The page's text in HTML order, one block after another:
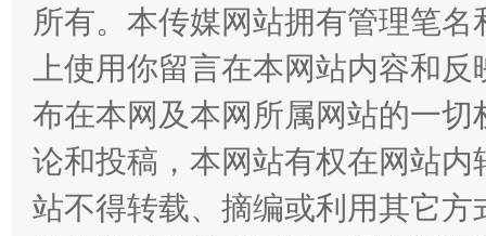
所有。本传媒网站拥有管理笔
上使用你留言在本网站内容和
布在本网及本网所属网站的一
论和投稿，本网站有权在网站
站不得转载、摘编或利用其它